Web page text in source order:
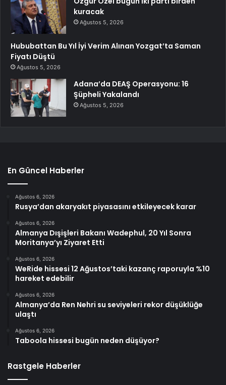
kuracak
Ağustos 5, 2026
Hububattan Bu Yıl İyi Verim Alınan Yozgat’ta Saman
Fiyatı Düştü
Ağustos 5, 2026
Adana’da DEAŞ Operasyonu: 16
Şüpheli Yakalandı
Ağustos 5, 2026
En Güncel Haberler
Ağustos 6, 2026
Rusya’dan akaryakıt piyasasını etkileyecek karar
Ağustos 6, 2026
Almanya Dışişleri Bakanı Wadephul, 20 Yıl Sonra
Moritanya’yı Ziyaret Etti
Ağustos 6, 2026
WeRide hissesi 12 Ağustos’taki kazanç raporuyla %10
hareket edebilir
Ağustos 6, 2026
Almanya’da Ren Nehri su seviyeleri rekor düşüklüğe
ulaştı
Ağustos 6, 2026
Taboola hissesi bugün neden düşüyor?
Rastgele Haberler